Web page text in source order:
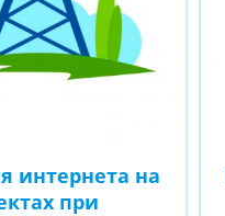
интернета на
при